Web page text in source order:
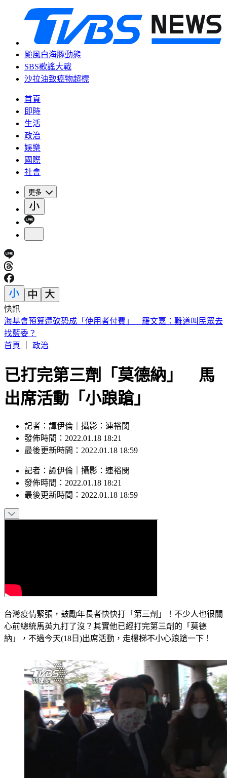
颱風白海豚動態
SBS歌謠大戰
沙拉油致癌物超標
首頁
即時
生活
政治
娛樂
國際
社會
更多
快訊
桃園85歲嬤遭「鐵拐狂砸」亡！老伴自首殺人 兒媳返家驚見
慘狀
首頁
政治
已打完第三劑「莫德納」 馬
出席活動「小踉蹌」
記者：譚伊倫｜攝影：連裕閔
發佈時間：2022.01.18 18:21
最後更新時間：2022.01.18 18:59
記者 ： 譚伊倫 攝影 ： 連裕閔
發佈時間： 2022.01.18 18:21
最後更新時間： 2022.01.18 18:59
台灣疫情緊張，鼓勵年長者快快打「第三劑」！不少人也很關
心前總統馬英九打了沒？其實他已經打完第三劑的「莫德
納」，不過今天(18日)出席活動，走樓梯不小心踉蹌一下！